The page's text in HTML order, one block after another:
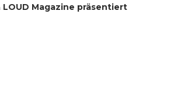
LOUD Magazine präsentiert